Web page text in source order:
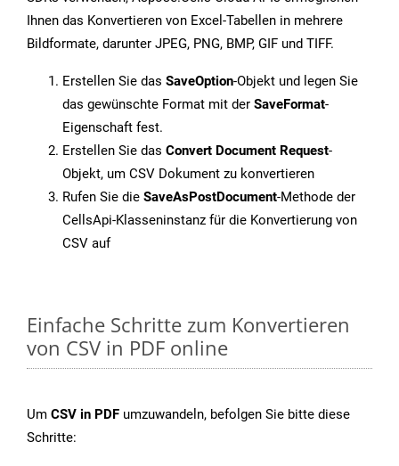
Ihnen das Konvertieren von Excel-Tabellen in mehrere
Bildformate, darunter JPEG, PNG, BMP, GIF und TIFF.
Erstellen Sie das SaveOption-Objekt und legen Sie
das gewünschte Format mit der SaveFormat-
Eigenschaft fest.
Erstellen Sie das Convert Document Request-
Objekt, um CSV Dokument zu konvertieren
Rufen Sie die SaveAsPostDocument-Methode der
CellsApi-Klasseninstanz für die Konvertierung von
CSV auf
Einfache Schritte zum Konvertieren
von CSV in PDF online
Um CSV in PDF umzuwandeln, befolgen Sie bitte diese
Schritte: